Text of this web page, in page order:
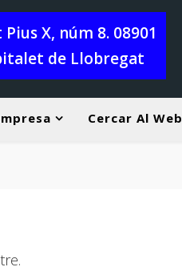
Pius X, núm 8. 08901
de Llobregat
Cercar Al Web